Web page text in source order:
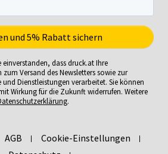
einverstanden, dass druck.at Ihre
Versand des Newsletters sowie zur
Dienstleistungen verarbeitet. Sie können
Wirkung für die Zukunft widerrufen. Weitere
.
AGB
Cookie-Einstellungen